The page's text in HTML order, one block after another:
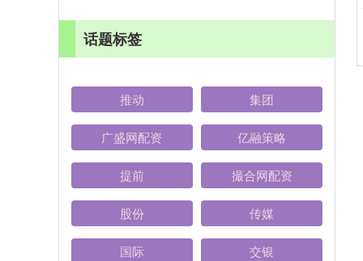
话题标签
推动 集团
广盛网配资 亿融策略
提前 撮合网配资
股份 传媒
国际 交银